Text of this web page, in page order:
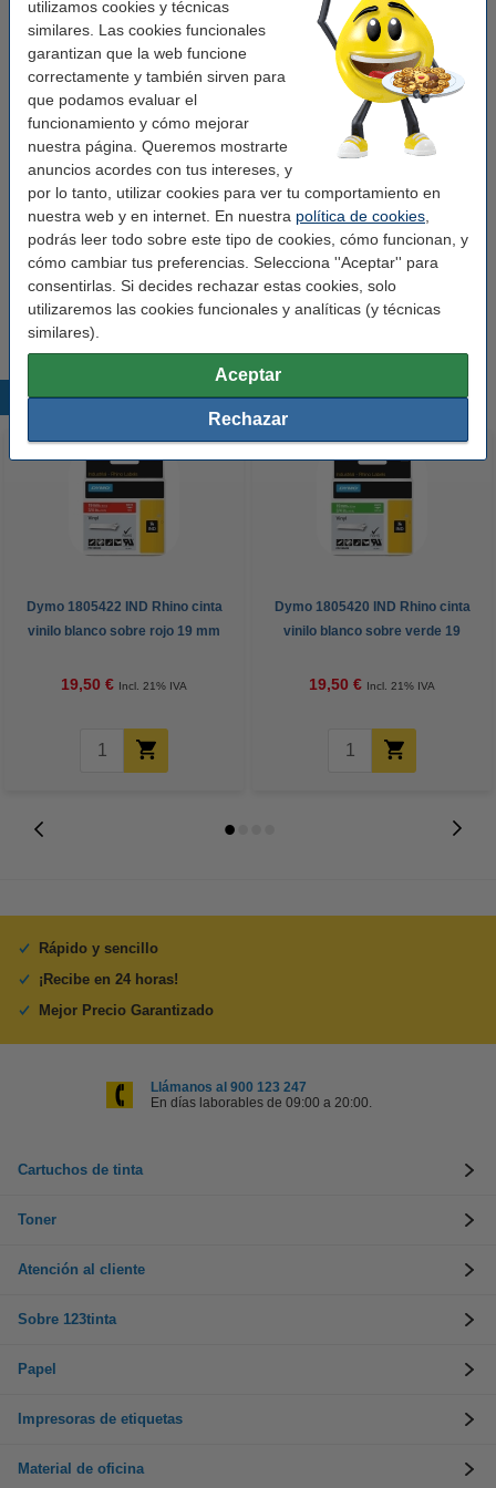
utilizamos cookies y técnicas
similares. Las cookies funcionales
garantizan que la web funcione
correctamente y también sirven para
que podamos evaluar el
funcionamiento y cómo mejorar
nuestra página. Queremos mostrarte
anuncios acordes con tus intereses, y
por lo tanto, utilizar cookies para ver tu comportamiento en
nuestra web y en internet. En nuestra política de cookies
podrás leer todo sobre este tipo de cookies, cómo funcionan, y
cómo cambiar tus preferencias. Selecciona ''Aceptar'' para
consentirlas. Si decides rechazar estas cookies, solo
utilizaremos las cookies funcionales y analíticas (y técnicas
similares).
Aceptar
Rechazar
blanco sobre negro
Ver características y descripción
¡Ahorra un35,9% en esta cinta!
En almacén externo
12,50 € Comprar
Consejo: añade el pack ahorro
Pack Dymo IND Rhino cinta de vinilo de 19 mm
(marca 123tinta)
32,50 €
Productos destacados
Dymo 1805422 IND Rhino cinta
vinilo blanco sobre rojo 19 mm
19,50 € Incl. 21% IVA
Dymo 1805420 IND Rhino cinta
vinilo blanco sobre verde 19
19,50 € Incl. 21% IVA
Rápido y sencillo
¡Recibe en 24 horas!
Mejor Precio Garantizado
Llámanos al 900 123 247
En días laborables de 09:00 a 20:00.
Cartuchos de tinta
Toner
Atención al cliente
Sobre 123tinta
Papel
Impresoras de etiquetas
Material de oficina